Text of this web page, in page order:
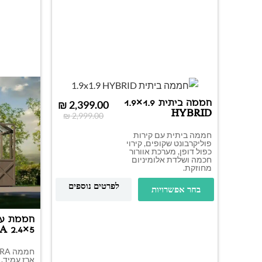
חממה ביתית 1.9×1.9
HYBRID
חממה ביתית עם קירות
פוליקרבונט שקופים, קירוי
כפול דופן, מערכת אוורור
חכמה ושלדת אלומיניום
מחוזקת.
₪2,999.00
₪ 2,399.00
בחר אפשרויות לפרטים נוספים
חממת
2.4×5
ארז